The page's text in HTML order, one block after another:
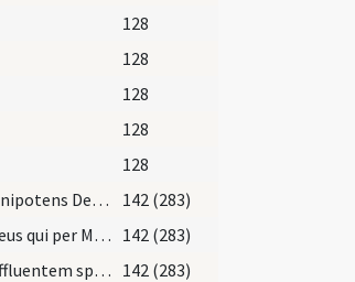
128
128
128
128
128
Concede quaesumus omnipotens Deus ut famulum tuum ill... quem ad regimen animarum elegimus gratiae tuae dono prosequere ut te largiente cum ipsa ibi nostra electione placeamus
142 (283)
Cunctorum institutor Deus qui per Moysen famulum tuum ad gubernandas ecclesias praepositos instituisti tibi supplices effundimus preces teque devotis mentibus exoramus ... intra in gaudium Domini tui quod ipse 142 (283)
Omnipotens spe Deus affluentem spiritum tuae benedictionis super famulum tuum ill.. nobis orantibus propitius infunde ut qui per manus nostrae hodie impositionem abba instituitur ... et caelestium thesaurorum donativa perveniat. 142 (283)